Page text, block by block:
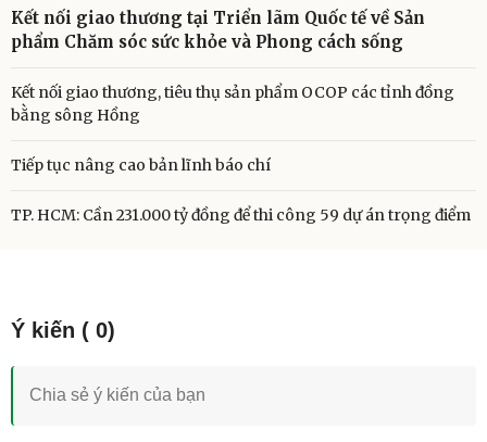
Kết nối giao thương tại Triển lãm Quốc tế về Sản
phẩm Chăm sóc sức khỏe và Phong cách sống
Kết nối giao thương, tiêu thụ sản phẩm OCOP các tỉnh đồng
bằng sông Hồng
Tiếp tục nâng cao bản lĩnh báo chí
TP. HCM: Cần 231.000 tỷ đồng để thi công 59 dự án trọng điểm